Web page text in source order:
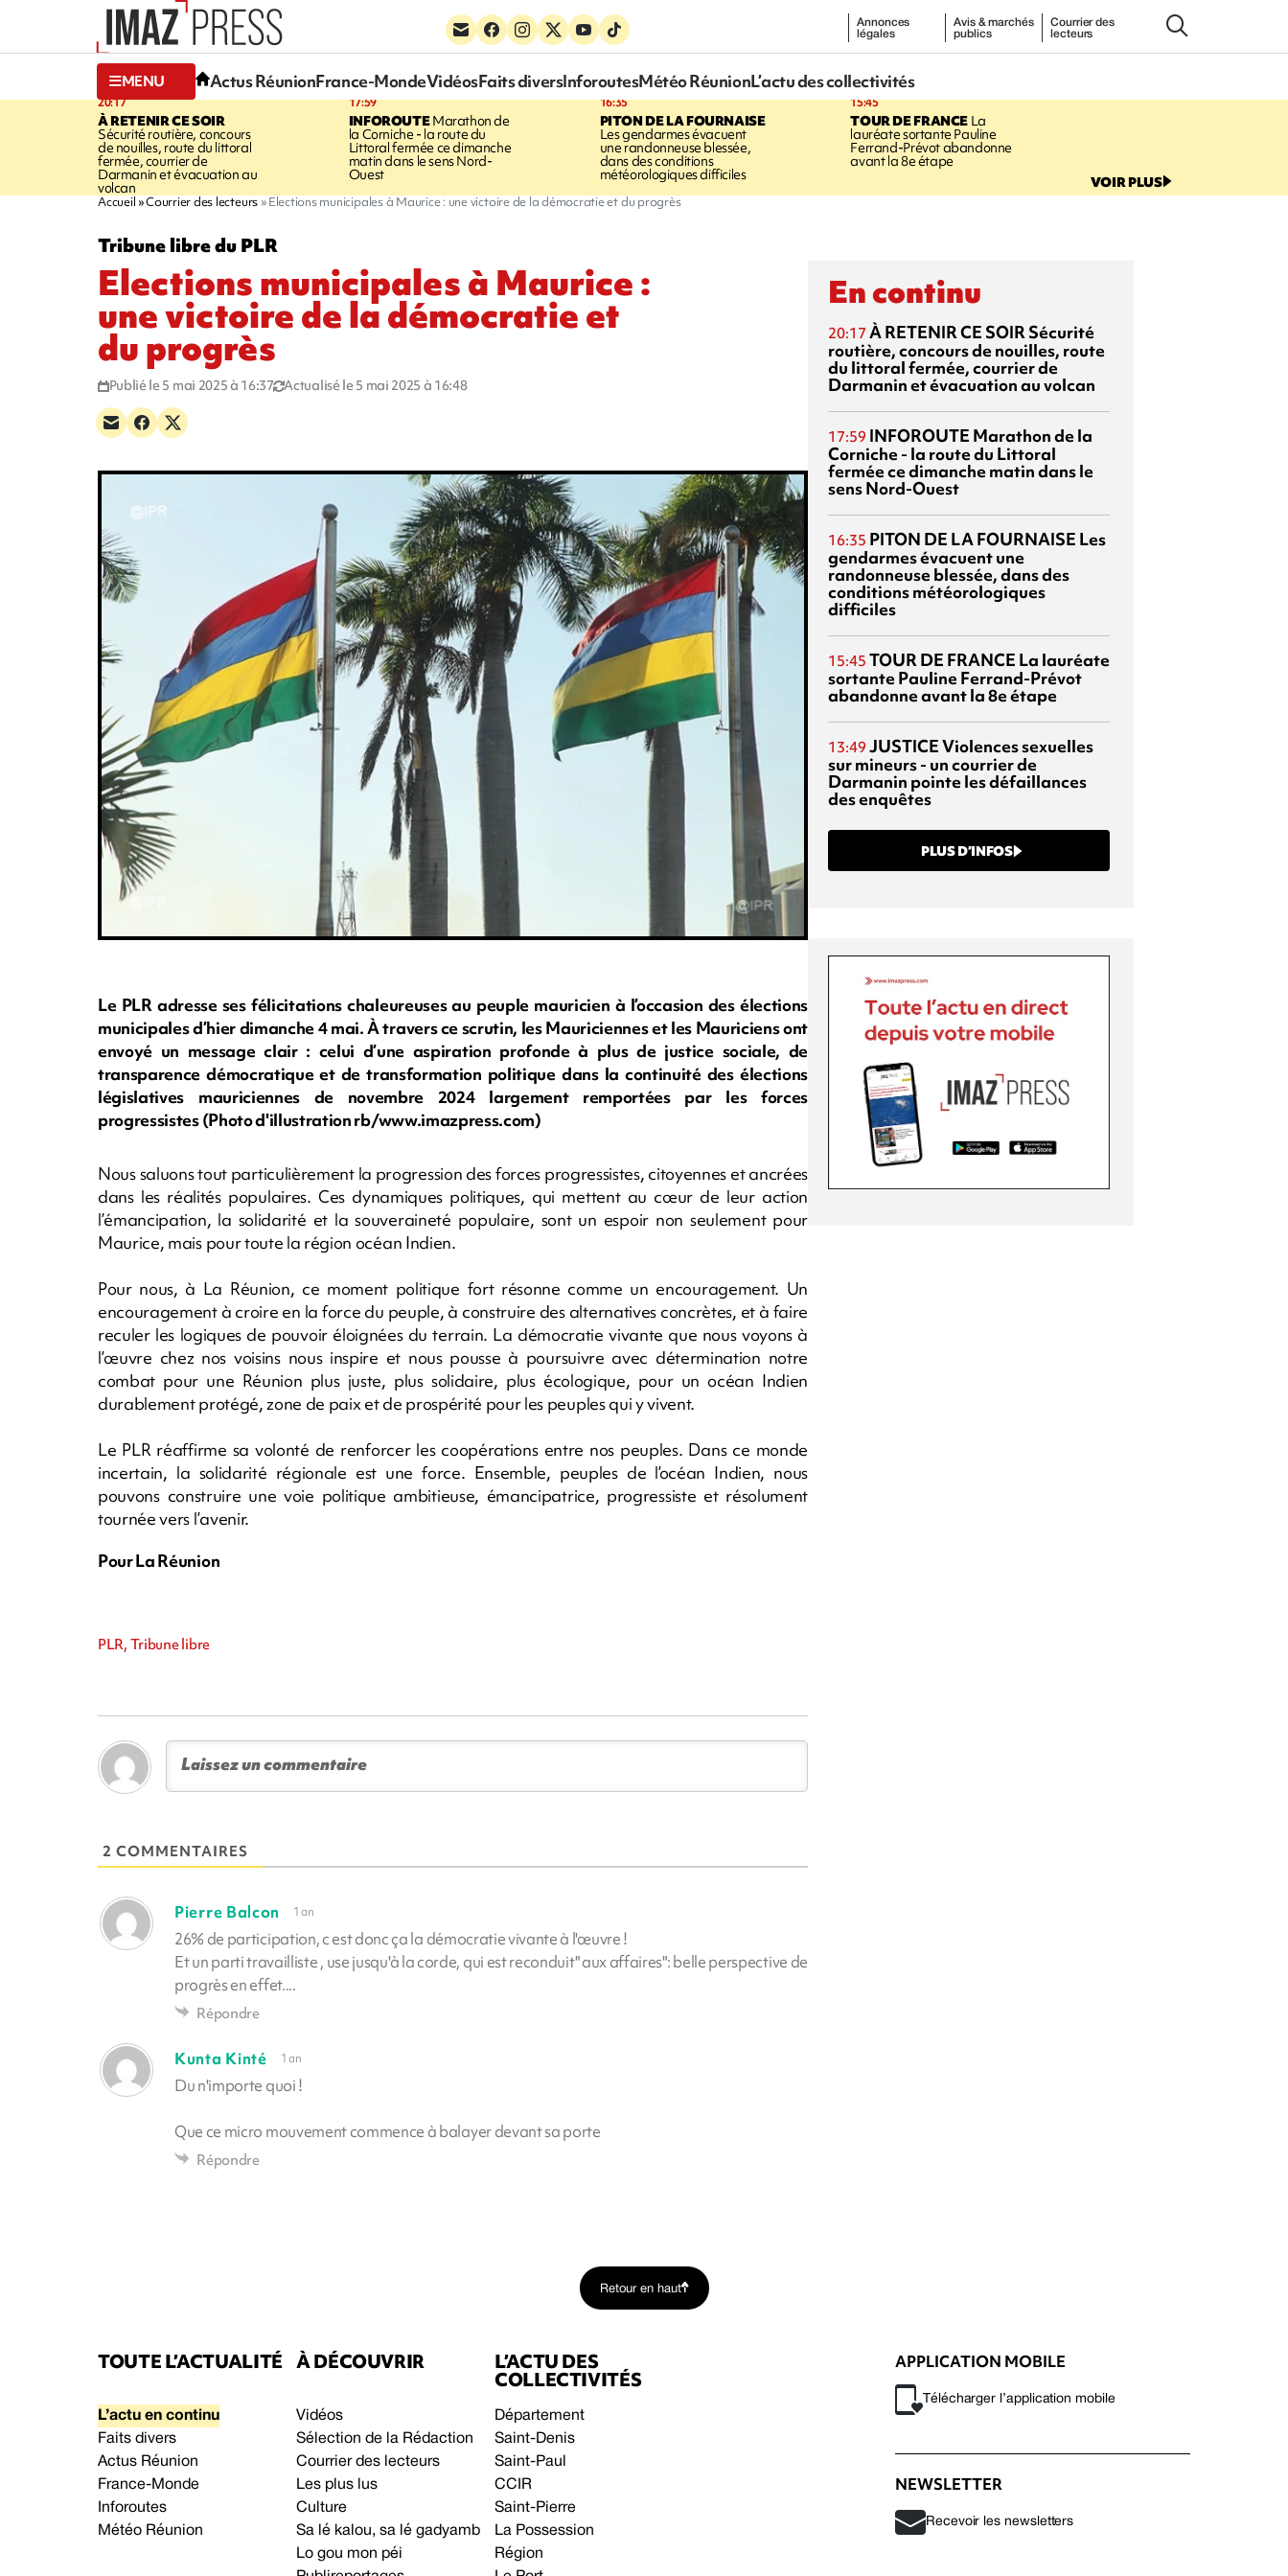
Annonces
légales
Avis & marchés
publics
Courrier des
lecteurs
MENU Actus RéunionFrance-MondeVidéosFaits diversInforoutesMétéo RéunionL’actu des collectivités
20:17
À RETENIR CE SOIR
Sécurité routière, concours
de nouilles, route du littoral
fermée, courrier de
Darmanin et évacuation au
volcan
17:59
INFOROUTEMarathon de
la Corniche - la route du
Littoral fermée ce dimanche
matin dans le sens Nord-
Ouest
16:35
PITON DE LA FOURNAISE
Les gendarmes évacuent
une randonneuse blessée,
dans des conditions
météorologiques difficiles
15:45
TOUR DE FRANCELa
lauréate sortante Pauline
Ferrand-Prévot abandonne
avant la 8e étape
VOIR PLUS
Accueil Courrier des lecteurs Elections municipales à Maurice : une victoire de la démocratie et du progrès
Tribune libre du PLR
Elections municipales à Maurice :
une victoire de la démocratie et
du progrès
Publié le 5 mai 2025 à 16:37 Actualisé le 5 mai 2025 à 16:48
Le PLR adresse ses félicitations chaleureuses au peuple mauricien à l’occasion des élections
municipales d’hier dimanche 4 mai. À travers ce scrutin, les Mauriciennes et les Mauriciens ont
envoyé un message clair : celui d’une aspiration profonde à plus de justice sociale, de
transparence démocratique et de transformation politique dans la continuité des élections
législatives mauriciennes de novembre 2024 largement remportées par les forces
progressistes (Photo d'illustration rb/www.imazpress.com)
Nous saluons tout particulièrement la progression des forces progressistes, citoyennes et ancrées
dans les réalités populaires. Ces dynamiques politiques, qui mettent au cœur de leur action
l’émancipation, la solidarité et la souveraineté populaire, sont un espoir non seulement pour
Maurice, mais pour toute la région océan Indien.
Pour nous, à La Réunion, ce moment politique fort résonne comme un encouragement. Un
encouragement à croire en la force du peuple, à construire des alternatives concrètes, et à faire
reculer les logiques de pouvoir éloignées du terrain. La démocratie vivante que nous voyons à
l’œuvre chez nos voisins nous inspire et nous pousse à poursuivre avec détermination notre
combat pour une Réunion plus juste, plus solidaire, plus écologique, pour un océan Indien
durablement protégé, zone de paix et de prospérité pour les peuples qui y vivent.
Le PLR réaffirme sa volonté de renforcer les coopérations entre nos peuples. Dans ce monde
incertain, la solidarité régionale est une force. Ensemble, peuples de l’océan Indien, nous
pouvons construire une voie politique ambitieuse, émancipatrice, progressiste et résolument
tournée vers l’avenir.
Pour La Réunion
PLR, Tribune libre
2 COMMENTAIRES
Pierre Balcon 1 an
26% de participation, c est donc ça la démocratie vivante à l'œuvre !
Et un parti travailliste , use jusqu'à la corde, qui est reconduit" aux affaires": belle perspective de
progrès en effet....
Répondre
Kunta Kinté 1 an
Du n'importe quoi !
Que ce micro mouvement commence à balayer devant sa porte
Répondre
En continu
20:17 À RETENIR CE SOIR Sécurité
routière, concours de nouilles, route
du littoral fermée, courrier de
Darmanin et évacuation au volcan
17:59 INFOROUTE Marathon de la
Corniche - la route du Littoral
fermée ce dimanche matin dans le
sens Nord-Ouest
16:35 PITON DE LA FOURNAISE Les
gendarmes évacuent une
randonneuse blessée, dans des
conditions météorologiques
difficiles
15:45 TOUR DE FRANCE La lauréate
sortante Pauline Ferrand-Prévot
abandonne avant la 8e étape
13:49 JUSTICEViolences sexuelles
sur mineurs - un courrier de
Darmanin pointe les défaillances
des enquêtes
PLUS D’INFOS
Retour en haut
TOUTE L’ACTUALITÉ
L’actu en continu
Faits divers
Actus Réunion
France-Monde
Inforoutes
Météo Réunion
À DÉCOUVRIR
Vidéos
Sélection de la Rédaction
Courrier des lecteurs
Les plus lus
Culture
Sa lé kalou, sa lé gadyamb
Lo gou mon péi
L’ACTU DES
COLLECTIVITÉS
Département
Saint-Denis
Saint-Paul
CCIR
Saint-Pierre
La Possession
Région
APPLICATION MOBILE
Télécharger l’application mobile
NEWSLETTER
Recevoir les newsletters